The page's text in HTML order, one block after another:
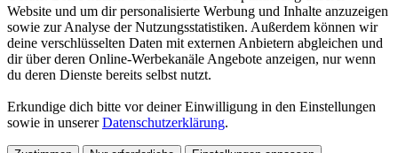
Website und um dir personalisierte Werbung und Inhalte anzuzeigen
sowie zur Analyse der Nutzungsstatistiken. Außerdem können wir
deine verschlüsselten Daten mit externen Anbietern abgleichen und
dir über deren Online-Werbekanäle Angebote anzeigen, nur wenn
du deren Dienste bereits selbst nutzt.
Erkundige dich bitte vor deiner Einwilligung in den Einstellungen
sowie in unsererDatenschutzerklärung.